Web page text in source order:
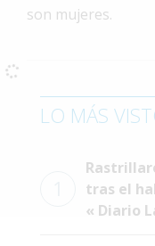
Espectáculos
Fotos
Clasificados
son mujeres.
LO MÁS
tras el
« Diario